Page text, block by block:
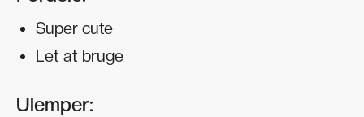
Super cute
Let at bruge
Ulemper: